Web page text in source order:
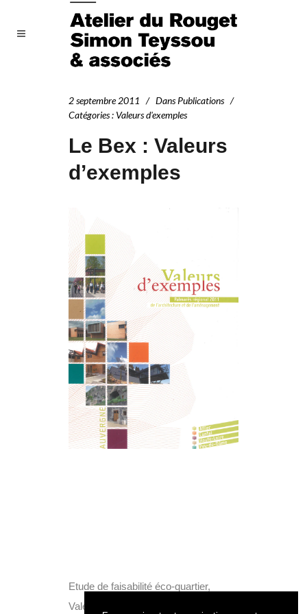
2 septembre 2011 Dans Publications
Catégories: Valeurs d'exemples
Le Bex : Valeurs
d’exemples
Etude de faisabilité éco-quartier,
Valeurs d’exemples 2011, CAUE.